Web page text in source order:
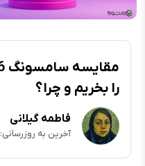
را بخریم و چرا؟
فاطمه گیلانی
آخرین به روزرسانی: ۱۹ آبان ۱۴۰۴